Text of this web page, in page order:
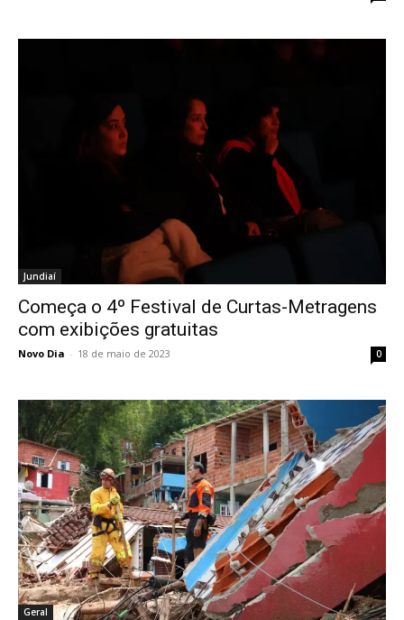
Jundiaí
Começa o 4º Festival de Curtas-Metragens
com exibições gratuitas
Novo Dia - 18 de maio de 2023 0
Geral